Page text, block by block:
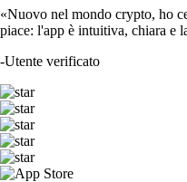
«Nuovo nel mondo crypto, ho
piace: l'app è intuitiva, chiara e
-Utente verificato